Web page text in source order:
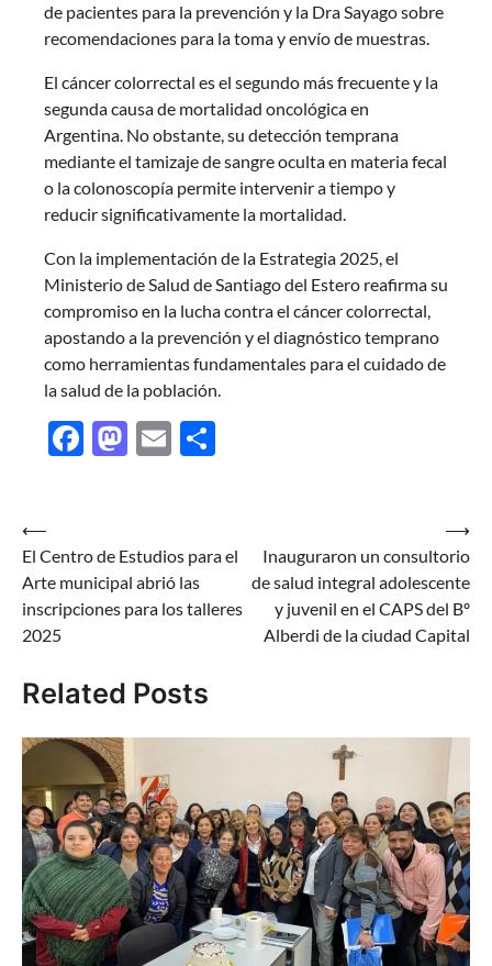
de pacientes para la prevención y la Dra Sayago sobre
recomendaciones para la toma y envío de muestras.
El cáncer colorrectal es el segundo más frecuente y la
segunda causa de mortalidad oncológica en
Argentina. No obstante, su detección temprana
mediante el tamizaje de sangre oculta en materia fecal
o la colonoscopía permite intervenir a tiempo y
reducir significativamente la mortalidad.
Con la implementación de la Estrategia 2025, el
Ministerio de Salud de Santiago del Estero reafirma su
compromiso en la lucha contra el cáncer colorrectal,
apostando a la prevención y el diagnóstico temprano
como herramientas fundamentales para el cuidado de
la salud de la población.
Facebook
Mastodon
Email
Navegación
de
entradas
⟵
El Centro de Estudios para el
Arte municipal abrió las
inscripciones para los talleres
2025
Inauguraron un consultorio
de salud integral adolescente
y juvenil en el CAPS del Bº
Alberdi de la ciudad Capital
⟶
Related Posts